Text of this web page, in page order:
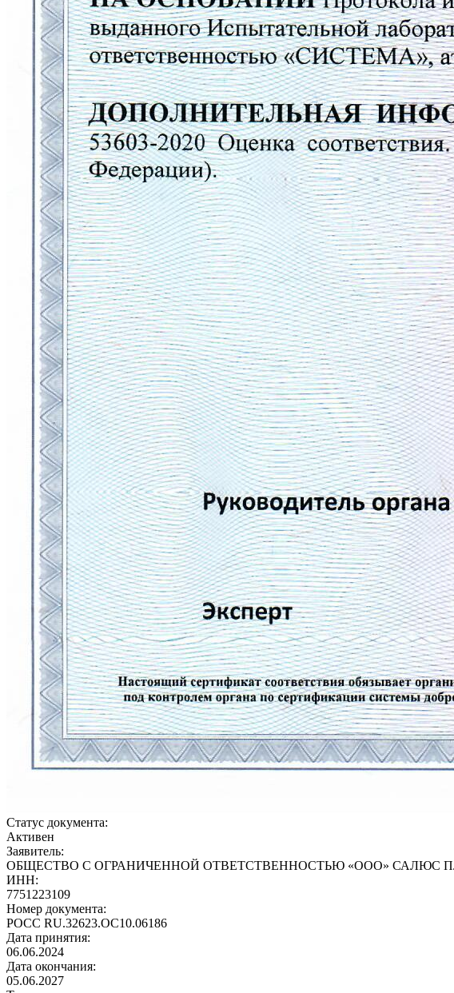
Статус документа:
Активен
Заявитель:
ОБЩЕСТВО С ОГРАНИЧЕННОЙ ОТВЕТСТВЕННОСТЬЮ «ООО» САЛЮС
ИНН:
7751223109
Номер документа:
РОСС RU.32623.ОС10.06186
Дата принятия:
06.06.2024
Дата окончания:
05.06.2027